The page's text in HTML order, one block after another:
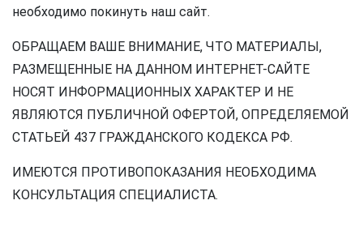
необходимо покинуть наш сайт.
ОБРАЩАЕМ ВАШЕ ВНИМАНИЕ, ЧТО МАТЕРИАЛЫ,
РАЗМЕЩЕННЫЕ НА ДАННОМ ИНТЕРНЕТ-САЙТЕ
НОСЯТ ИНФОРМАЦИОННЫХ ХАРАКТЕР И НЕ
ЯВЛЯЮТСЯ ПУБЛИЧНОЙ ОФЕРТОЙ, ОПРЕДЕЛЯЕМОЙ
СТАТЬЕЙ 437 ГРАЖДАНСКОГО КОДЕКСА РФ.
ИМЕЮТСЯ ПРОТИВОПОКАЗАНИЯ НЕОБХОДИМА
КОНСУЛЬТАЦИЯ СПЕЦИАЛИСТА.